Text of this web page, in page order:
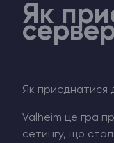
Як
Як приєднатися
Valheim це гра
сетингу, що